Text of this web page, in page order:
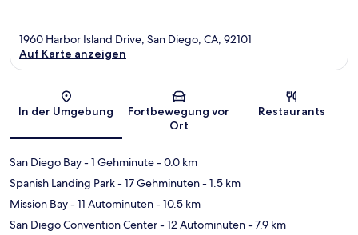
Karte
1960 Harbor Island Drive, San Diego, CA, 92101
Auf Karte anzeigen
In der Umgebung
Fortbewegung vor
Ort
Restaurants
San Diego Bay- 1 Gehminute- 0.0 km
Spanish Landing Park- 17 Gehminuten- 1.5 km
Mission Bay- 11 Autominuten- 10.5 km
San Diego Convention Center- 12 Autominuten- 7.9 km